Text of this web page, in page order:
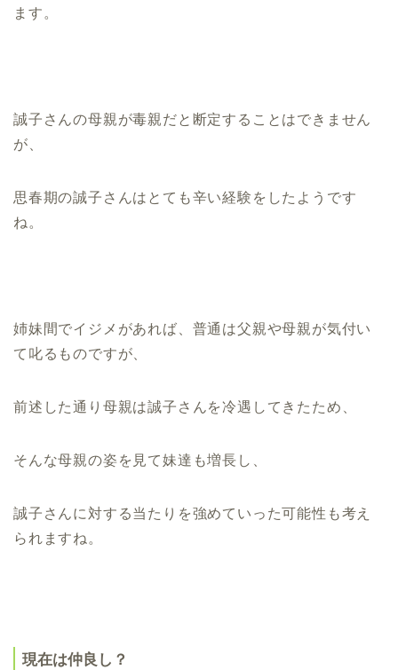
ます。
誠子さんの母親が毒親だと断定することはできません
が、
思春期の誠子さんはとても辛い経験をしたようです
ね。
姉妹間でイジメがあれば、普通は父親や母親が気付い
て叱るものですが、
前述した通り母親は誠子さんを冷遇してきたため、
そんな母親の姿を見て妹達も増長し、
誠子さんに対する当たりを強めていった可能性も考え
られますね。
現在は仲良し？